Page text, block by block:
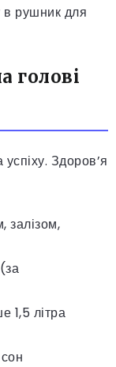
в рушник для
голові
Здоров’я
залізом,
1,5 літра